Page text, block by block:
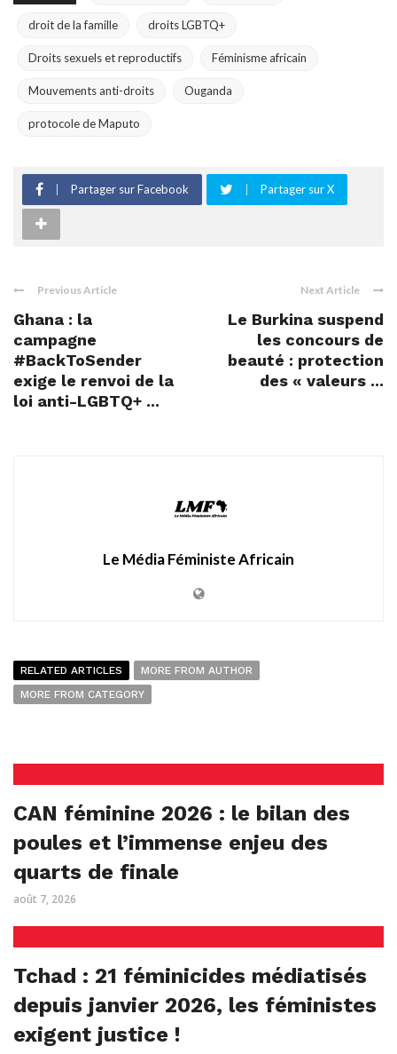
droit de la famille droits LGBTQ+
Droits sexuels et reproductifs Féminisme africain
Mouvements anti-droits Ouganda
protocole de Maputo
Partager sur Facebook Partager sur X
Previous Article
Ghana : la
campagne
#BackToSender
exige le renvoi de la
loi anti-LGBTQ+ ...
Next Article
Le Burkina suspend
les concours de
beauté : protection
des « valeurs ...
Le Média Féministe Africain
RELATED ARTICLES
MORE FROM AUTHOR
MORE FROM CATEGORY
CAN féminine 2026 : le bilan des
poules et l’immense enjeu des
quarts de finale
août 7, 2026
Tchad : 21 féminicides médiatisés
depuis janvier 2026, les féministes
exigent justice !